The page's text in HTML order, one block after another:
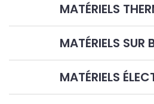
MATÉRIELS
MATÉRIELS SUR
MATÉRIELS